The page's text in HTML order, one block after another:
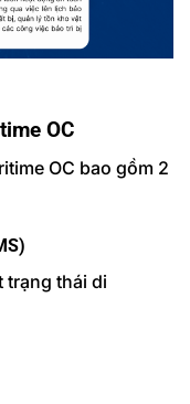
OC
OC bao gồm 2
trạng thái di